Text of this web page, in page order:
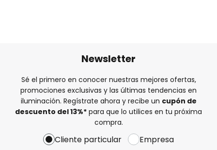
Newsletter
Sé el primero en conocer nuestras mejores ofertas,
promociones exclusivas y las últimas tendencias en
iluminación. Regístrate ahora y recibe un cupón de
descuento del13%* para que lo utilices en tu próxima
compra.
Cliente particular Empresa